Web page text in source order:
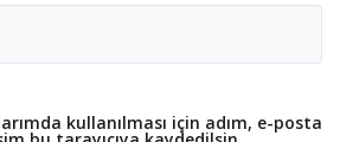
kullanılması için adım, e-posta